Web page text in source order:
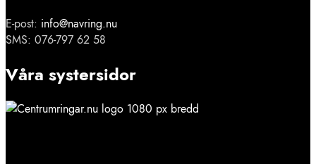
E-post: info@navring.nu
SMS: 076-797 62 58
Våra systersidor